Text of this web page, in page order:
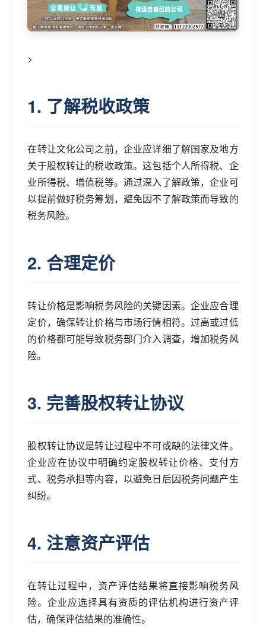
>
1. 了解税收政策
在转让文化公司之前，企业应详细了解国家及地方
关于股权转让的税收政策。这包括个人所得税、企
业所得税、增值税等。通过深入了解政策，企业可
以提前做好税务筹划，避免因不了解政策而导致的
税务风险。
2. 合理定价
转让价格是影响税务风险的关键因素。企业应合理
定价，确保转让价格与市场行情相符。过高或过低
的价格都可能导致税务部门介入调查，增加税务风
险。
3. 完善股权转让协议
股权转让协议是转让过程中不可或缺的法律文件。
企业应在协议中明确约定股权转让价格、支付方
式、税务承担等内容，以避免日后因税务问题产生
纠纷。
4. 注意资产评估
在转让过程中，资产评估结果将直接影响税务风
险。企业应选择具有资质的评估机构进行资产评
估，确保评估结果的准确性。